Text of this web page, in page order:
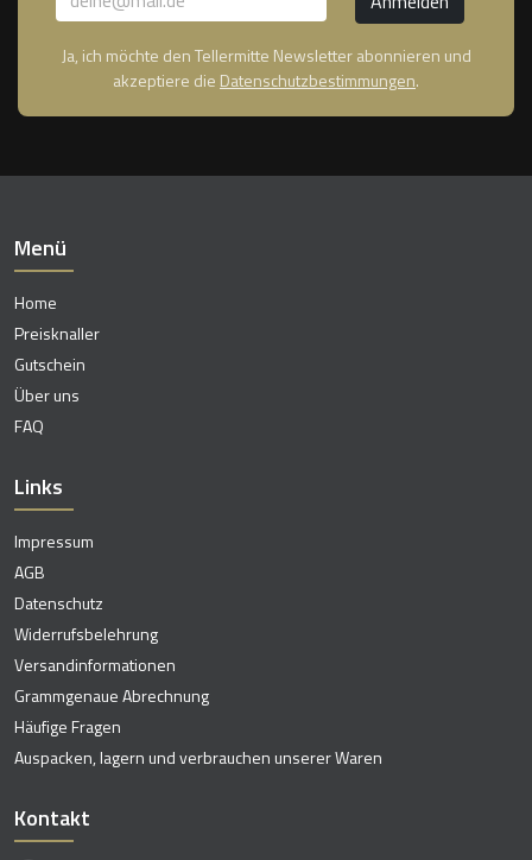
Ja, ich möchte den Tellermitte Newsletter abonnieren und
akzeptiere die Datenschutzbestimmungen.
Menü
Home
Preisknaller
Gutschein
Über uns
FAQ
Links
Impressum
AGB
Datenschutz
Widerrufsbelehrung
Versandinformationen
Grammgenaue Abrechnung
Häufige Fragen
Auspacken, lagern und verbrauchen unserer Waren
Kontakt